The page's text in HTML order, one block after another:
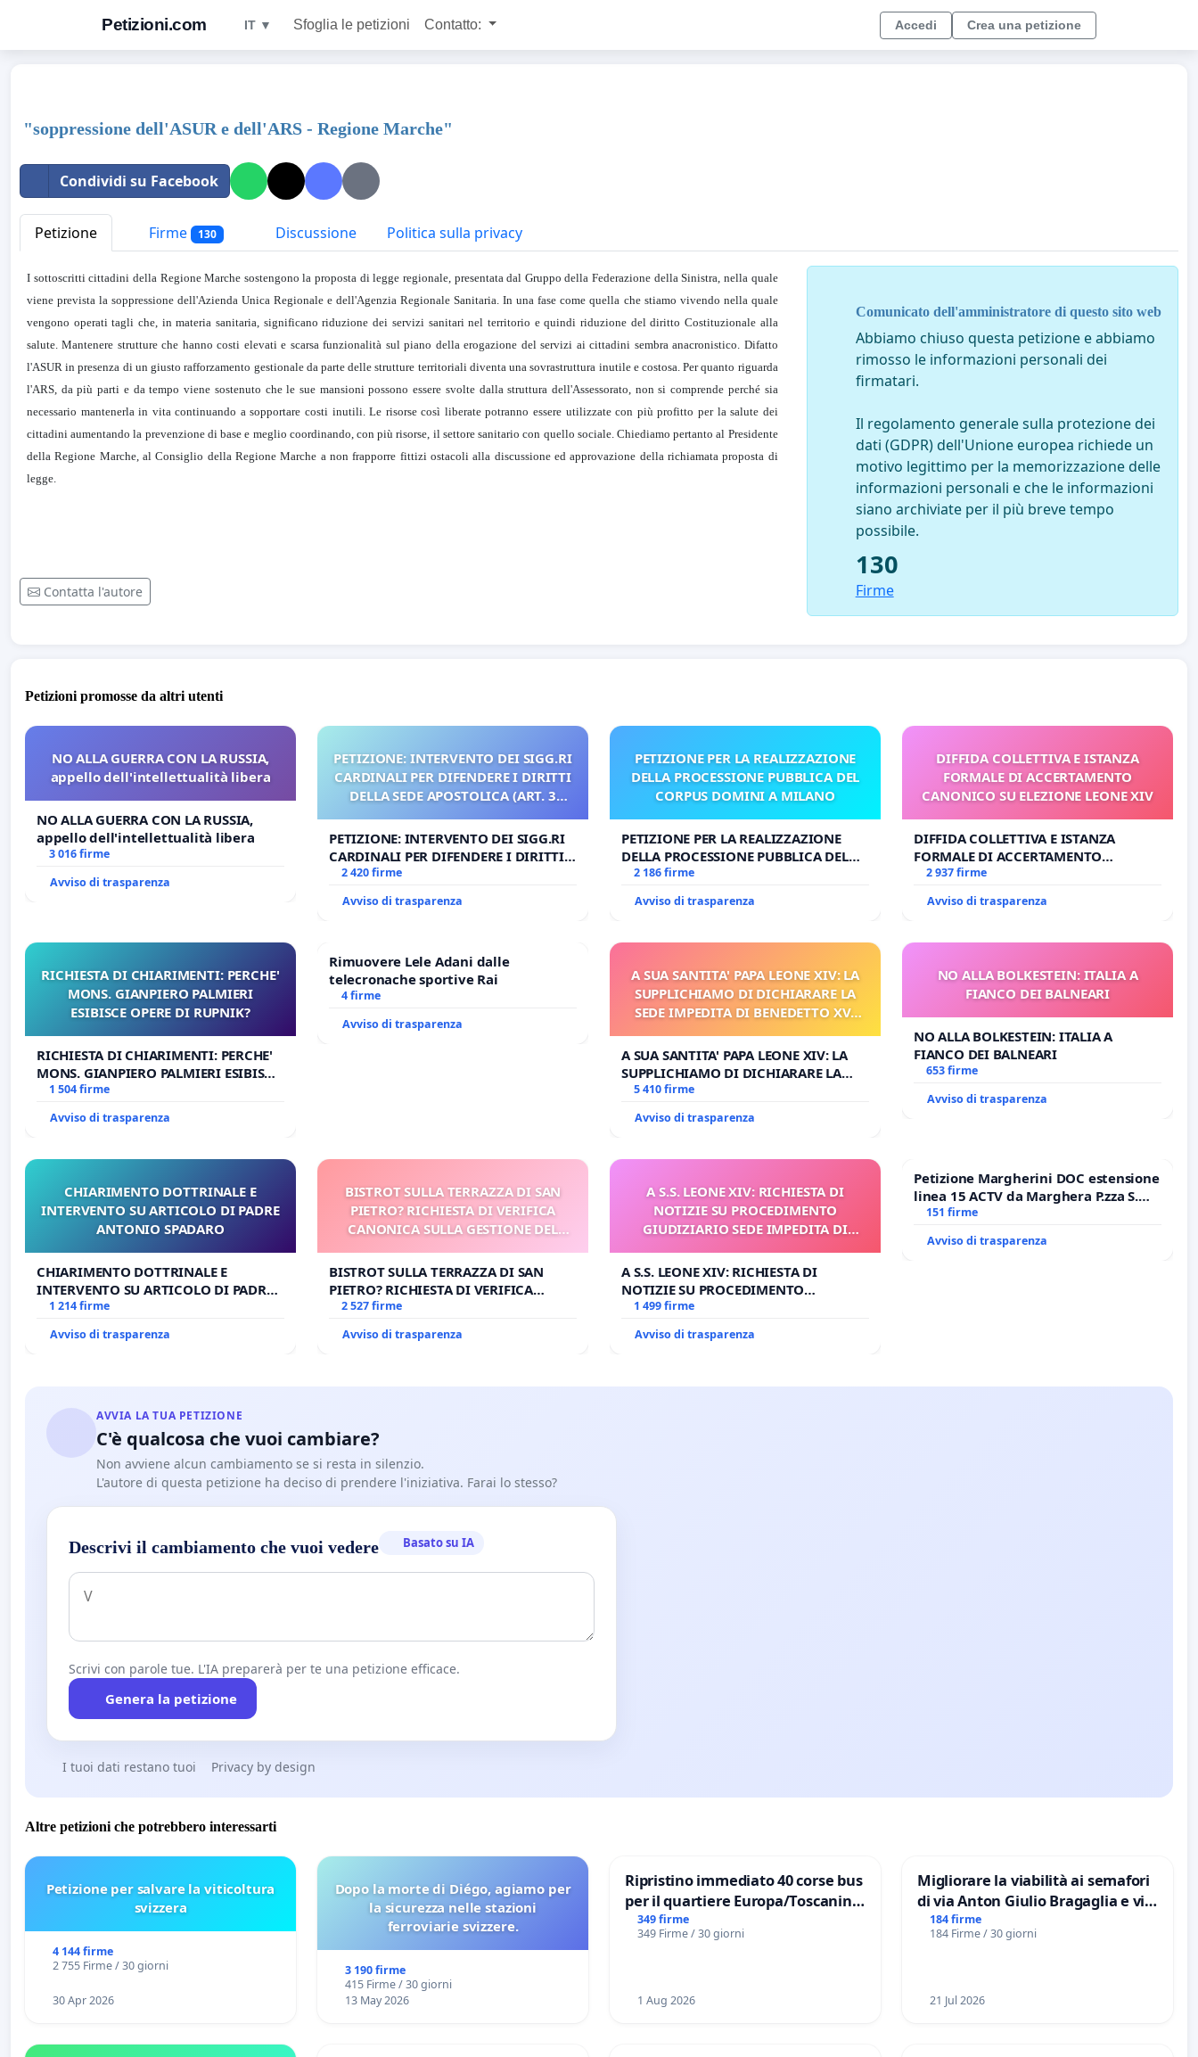
Petizioni.com IT ▼ Sfoglia le petizioni Contatto: Accedi Crea una petizione
"soppressione dell'ASUR e dell'ARS - Regione Marche"
Condividi su Facebook
Petizione Firme 130 Discussione Politica sulla privacy
I sottoscritti cittadini della Regione Marche sostengono la proposta di legge regionale, presentata dal Gruppo della Federazione della Sinistra, nella quale
viene prevista la soppressione dell'Azienda Unica Regionale e dell'Agenzia Regionale Sanitaria. In una fase come quella che stiamo vivendo nella quale
vengono operati tagli che, in materia sanitaria, significano riduzione dei servizi sanitari nel territorio e quindi riduzione del diritto Costituzionale alla
salute. Mantenere strutture che hanno costi elevati e scarsa funzionalità sul piano della erogazione del servizi ai cittadini sembra anacronistico. Difatto
l'ASUR in presenza di un giusto rafforzamento gestionale da parte delle strutture territoriali diventa una sovrastruttura inutile e costosa. Per quanto riguarda
l'ARS, da più parti e da tempo viene sostenuto che le sue mansioni possono essere svolte dalla struttura dell'Assessorato, non si comprende perché sia
necessario mantenerla in vita continuando a sopportare costi inutili. Le risorse così liberate potranno essere utilizzate con più profitto per la salute dei
cittadini aumentando la prevenzione di base e meglio coordinando, con più risorse, il settore sanitario con quello sociale. Chiediamo pertanto al Presidente
della Regione Marche, al Consiglio della Regione Marche a non frapporre fittizi ostacoli alla discussione ed approvazione della richiamata proposta di
legge.
Contatta l'autore
Comunicato dell'amministratore di questo sito web
Abbiamo chiuso questa petizione e abbiamo
rimosso le informazioni personali dei
firmatari.
Il regolamento generale sulla protezione dei
dati (GDPR) dell'Unione europea richiede un
motivo legittimo per la memorizzazione delle
informazioni personali e che le informazioni
siano archiviate per il più breve tempo
possibile.
130
Firme
Petizioni promosse da altri utenti
NO ALLA GUERRA CON LA RUSSIA,
appello dell'intellettualità libera
NO ALLA GUERRA CON LA RUSSIA,
appello dell'intellettualità libera
3 016 firme
Avviso di trasparenza
PETIZIONE: INTERVENTO DEI SIGG.RI
CARDINALI PER DIFENDERE I DIRITTI
DELLA SEDE APOSTOLICA (ART. 3
PETIZIONE: INTERVENTO DEI SIGG.RI
CARDINALI PER DIFENDERE I DIRITTI
DELLA SEDE APOSTOLICA (ART. 3 UDG)
2 420 firme
Avviso di trasparenza
PETIZIONE PER LA REALIZZAZIONE
DELLA PROCESSIONE PUBBLICA DEL
CORPUS DOMINI A MILANO
PETIZIONE PER LA REALIZZAZIONE
DELLA PROCESSIONE PUBBLICA DEL
CORPUS DOMINI A MILANO
2 186 firme
Avviso di trasparenza
DIFFIDA COLLETTIVA E ISTANZA
FORMALE DI ACCERTAMENTO
CANONICO SU ELEZIONE LEONE XIV
DIFFIDA COLLETTIVA E ISTANZA
FORMALE DI ACCERTAMENTO
CANONICO SU ELEZIONE LEONE XIV
2 937 firme
Avviso di trasparenza
RICHIESTA DI CHIARIMENTI: PERCHE'
MONS. GIANPIERO PALMIERI
ESIBISCE OPERE DI RUPNIK?
RICHIESTA DI CHIARIMENTI: PERCHE'
MONS. GIANPIERO PALMIERI ESIBISCE
OPERE DI RUPNIK?
1 504 firme
Avviso di trasparenza
Rimuovere Lele Adani dalle
telecronache sportive Rai
4 firme
Avviso di trasparenza
A SUA SANTITA' PAPA LEONE XIV: LA
SUPPLICHIAMO DI DICHIARARE LA
SEDE IMPEDITA DI BENEDETTO XVI
PROCESSO
A SUA SANTITA' PAPA LEONE XIV: LA
SUPPLICHIAMO DI DICHIARARE LA
SEDE IMPEDITA DI BENEDETTO XVI E/O
5 410 firme
Avviso di trasparenza
NO ALLA BOLKESTEIN: ITALIA A
FIANCO DEI BALNEARI
NO ALLA BOLKESTEIN: ITALIA A
FIANCO DEI BALNEARI
653 firme
Avviso di trasparenza
CHIARIMENTO DOTTRINALE E
INTERVENTO SU ARTICOLO DI PADRE
ANTONIO SPADARO
CHIARIMENTO DOTTRINALE E
INTERVENTO SU ARTICOLO DI PADRE
ANTONIO SPADARO
1 214 firme
Avviso di trasparenza
BISTROT SULLA TERRAZZA DI SAN
PIETRO? RICHIESTA DI VERIFICA
CANONICA SULLA GESTIONE DEL
BISTROT SULLA TERRAZZA DI SAN
PIETRO? RICHIESTA DI VERIFICA
CANONICA SULLA GESTIONE DEL
2 527 firme
Avviso di trasparenza
A S.S. LEONE XIV: RICHIESTA DI
NOTIZIE SU PROCEDIMENTO
GIUDIZIARIO SEDE IMPEDITA DI
A S.S. LEONE XIV: RICHIESTA DI
NOTIZIE SU PROCEDIMENTO
GIUDIZIARIO SEDE IMPEDITA DI
1 499 firme
Avviso di trasparenza
Petizione Margherini DOC estensione
linea 15 ACTV da Marghera P.zza S.
Antonio all'aeroporto Marco Polo
151 firme
Avviso di trasparenza
AVVIA LA TUA PETIZIONE
C'è qualcosa che vuoi cambiare?
Non avviene alcun cambiamento se si resta in silenzio.
L'autore di questa petizione ha deciso di prendere l'iniziativa. Farai lo stesso?
Descrivi il cambiamento che vuoi vedere Basato su IA
Scrivi con parole tue. L'IA preparerà per te una petizione efficace.
Genera la petizione
I tuoi dati restano tuoi Privacy by design
Altre petizioni che potrebbero interessarti
Petizione per salvare la viticoltura
svizzera
4 144 firme
2 755 Firme / 30 giorni
30 Apr 2026
Dopo la morte di Diégo, agiamo per
la sicurezza nelle stazioni
ferroviarie svizzere.
3 190 firme
415 Firme / 30 giorni
13 May 2026
Ripristino immediato 40 corse bus
per il quartiere Europa/Toscanini
di Aprilia
349 firme
349 Firme / 30 giorni
1 Aug 2026
Migliorare la viabilità ai semafori
di via Anton Giulio Bragaglia e via
Tieri XV MUNICIPIO DI ROMA
184 firme
184 Firme / 30 giorni
21 Jul 2026